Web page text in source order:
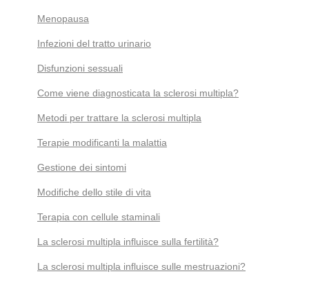
Menopausa
Infezioni del tratto urinario
Disfunzioni sessuali
Come viene diagnosticata la sclerosi multipla?
Metodi per trattare la sclerosi multipla
Terapie modificanti la malattia
Gestione dei sintomi
Modifiche dello stile di vita
Terapia con cellule staminali
La sclerosi multipla influisce sulla fertilità?
La sclerosi multipla influisce sulle mestruazioni?